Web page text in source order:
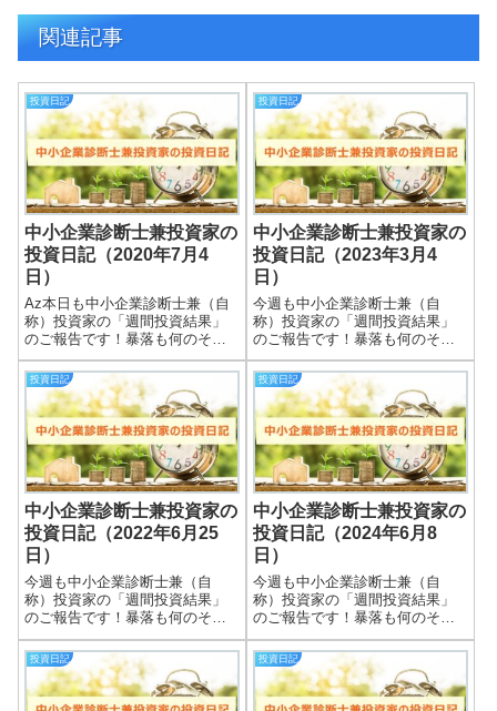
関連記事
投資日記
中小企業診断士兼投資家の
投資日記（2020年7月4
日）
Az本日も中小企業診断士兼（自
称）投資家の「週間投資結果」
のご報告です！暴落も何のそ
の、細々やっている投資結果を
皆さまと共有できればと思いま
す＾＾実際の保有株式数量や現
在の損益状況も記載していま
す。大したこと無い金額しか保
有していませんので...
投資日記
中小企業診断士兼投資家の
投資日記（2023年3月4
日）
今週も中小企業診断士兼（自
称）投資家の「週間投資結果」
のご報告です！暴落も何のそ
の、細々やっている投資結果を
皆さまと共有できればと思いま
す＾＾実際の保有株式数量や現
在の損益状況も記載していま
す。大したことない金額しか保
有していませんので期待...
投資日記
中小企業診断士兼投資家の
投資日記（2022年6月25
日）
今週も中小企業診断士兼（自
称）投資家の「週間投資結果」
のご報告です！暴落も何のそ
の、細々やっている投資結果を
皆さまと共有できればと思いま
す＾＾実際の保有株式数量や現
在の損益状況も記載していま
す。大したことない金額しか保
投資日記
中小企業診断士兼投資家の
投資日記（2024年6月8
日）
今週も中小企業診断士兼（自
称）投資家の「週間投資結果」
のご報告です！暴落も何のそ
の、細々やっている投資結果を
皆さまと共有できればと思いま
す＾＾実際の保有株式数量や現
在の損益状況も記載していま
す。大したことない金額しか保
投資日記 投資日記